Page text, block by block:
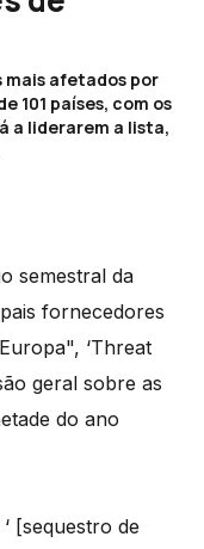
mais afetados por
101 países, com os
a liderarem a lista,
semestral da
fornecedores
‘Threat
geral sobre as
do ano
[sequestro de